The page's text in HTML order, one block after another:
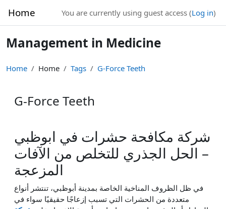
Home You are currently using guest access (Log in)
Management in Medicine
Home Home Tags G-Force Teeth
G-Force Teeth
شركة مكافحة حشرات في ابوظبي
– الحل الجذري للتخلص من الآفات
المزعجة
في ظل الظروف المناخية الخاصة بمدينة أبوظبي، تنتشر أنواع
متعددة من الحشرات التي تسبب إزعاجًا حقيقيًا سواء في